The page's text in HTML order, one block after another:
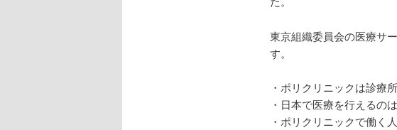
東京組織委員会の医療サ
す。
・ポリクリニックは診療
・日本で医療を行えるの
・ポリクリニックで働く